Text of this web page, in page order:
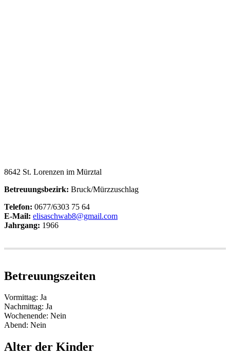
8642 St. Lorenzen im Mürztal
Betreuungsbezirk: Bruck/Mürzzuschlag
Telefon: 0677/6303 75 64
E-Mail: elisaschwab8@gmail.com
Jahrgang: 1966
Betreuungszeiten
Vormittag: Ja
Nachmittag: Ja
Wochenende: Nein
Abend: Nein
Alter der Kinder